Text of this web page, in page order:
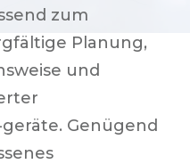
zum
Planung,
und
Genügend